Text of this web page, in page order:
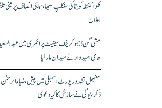
کلواکنٹلہ کویتا کی سنکلپ سبھا، سماجی انصاف پر
اعلان
مشی گن ڈیموکریٹک سینیٹ پرائمری میں
حامی امیدوار نے میدان مار لیا
سنبھل تشدد رپورٹ اسمبلی میں پیش، ضیاء
ذکر، یوگی نے سازش کا کیا دعویٰ